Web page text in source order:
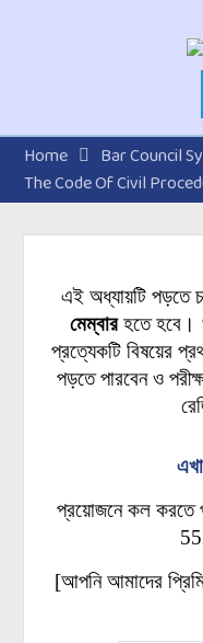
Home
Bar Council
The Code Of Civil
এই অধ্যায়টি পড়তে
মেম্বারহতে হবে।
প্রত্যেকটি বিষয়ের
পড়তে পারবেন ও
প্রয়োজনে কল করতে
[আপনি আমাদের